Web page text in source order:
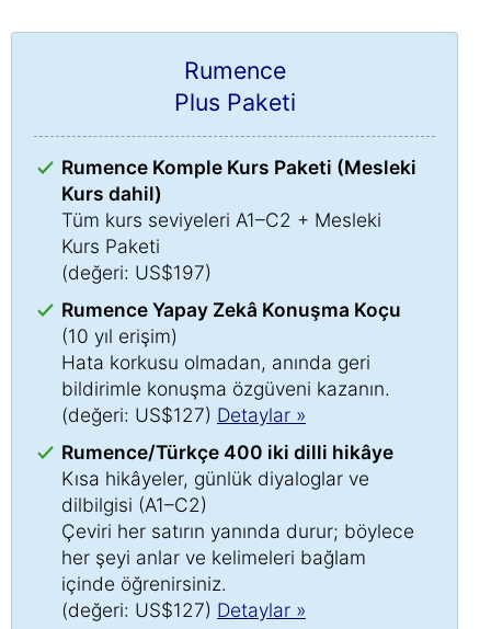
Rumence
Plus Paketi
Rumence Komple Kurs Paketi (Mesleki
Kurs dahil)
Tüm kurs seviyeleri A1–C2 + Mesleki
Kurs Paketi
(değeri: US$197)
Rumence Yapay Zekâ Konuşma Koçu
(10 yıl erişim)
Hata korkusu olmadan, anında geri
bildirimle konuşma özgüveni kazanın.
(değeri: US$127) Detaylar »
Rumence/Türkçe 400 iki dilli hikâye
Kısa hikâyeler, günlük diyaloglar ve
dilbilgisi (A1–C2)
Çeviri her satırın yanında durur; böylece
her şeyi anlar ve kelimeleri bağlam
içinde öğrenirsiniz.
(değeri: US$127) Detaylar »